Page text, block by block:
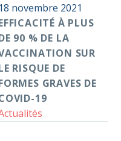
risque
18 novembre 2021
À PLUS
90 % DE LA
SUR
RISQUE DE
GRAVES DE
19